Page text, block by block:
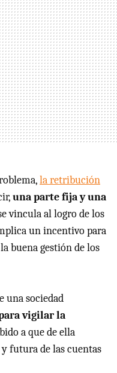
la retribución
una parte fija y una
vincula al logro de los
un incentivo para
buena gestión de los
una sociedad
vigilar la
a que de ella
futura de las cuentas